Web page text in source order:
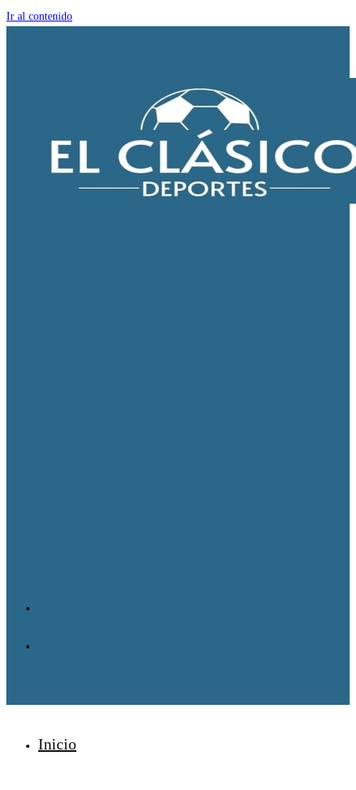
Ir al contenido
Inicio